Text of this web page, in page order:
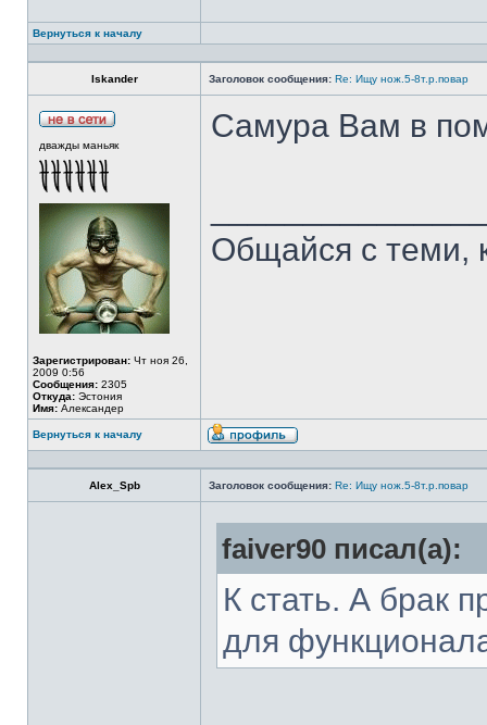
Вернуться к началу
Iskander Заголовок сообщения: Re: Ищу нож.5-8т.р.повар
дважды маньяк
Зарегистрирован: Чт ноя 26,
2009 0:56
Сообщения: 2305
Откуда: Эстония
Имя: Александер
Самура Вам в
Общайся с теми,
Вернуться к началу
Alex_Spb Заголовок сообщения: Re: Ищу нож.5-8т.р.повар
faiver90 писал(а):
К стать. А брак
для